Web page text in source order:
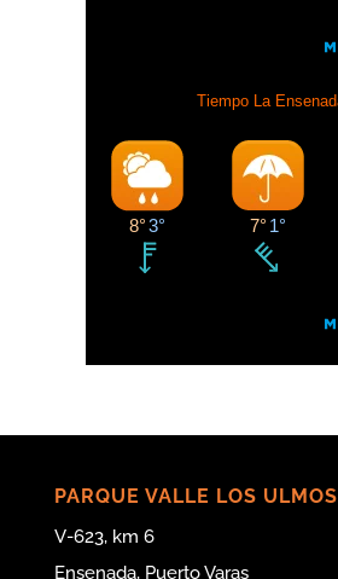
PARQUE VALLE LOS ULMOS
V-623, km 6
Ensenada, Puerto Varas